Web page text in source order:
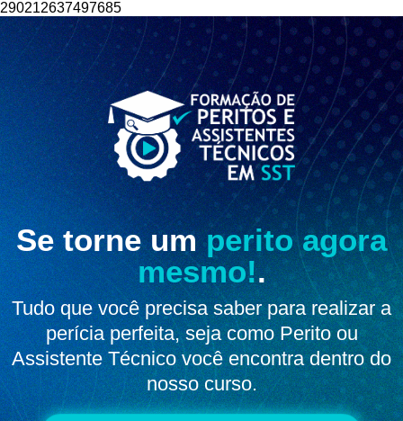
290212637497685
Se torne umperito agora
mesmo!.
Tudo que você precisa saber para realizar a
perícia perfeita, seja como Perito ou
Assistente Técnico você encontra dentro do
nosso curso.